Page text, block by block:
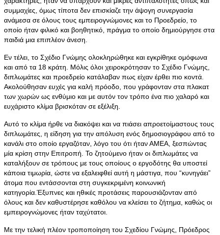
συμμαχίες, όμως τίποτα δεν επισκίαζε την άψογη συνεργασία
ανάμεσα σε όλους τους εμπειρογνώμονες και το Προεδρείο, το
οποίο ήταν φιλικό και βοηθητικό, πράγμα το οποίο δημιούργησε στα
παιδιά μια επιπλέον άνεση.
Εν τέλει, το Σχέδιο Γνώμης ολοκληρώθηκε και εγκρίθηκε ομόφωνα
και από τα 18 κράτη. Μόλις όλοι χειροκρότησαν το Σχέδιο Γνώμης,
διπλωμάτες και προεδρείο κατάλαβαν πως είχαν έρθει πιο κοντά.
Ακολούθησαν ευχές για καλή πρόοδο, που γράφονταν στα πλακατ
των χωρών ως ενθύμιο και με αυτόν τον τρόπο ένα πιο χαλαρό και
ευχάριστο κλίμα βρισκόταν σε εξέλιξη.
Αυτό το κλίμα ήρθε να διακόψει και να πιάσει απροετοίμαστους τους
διπλωμάτες, η είδηση για την απόλυση ενός δημοσιογράφου από το
κανάλι στο οποίο εργαζόταν, λόγο του ότι ήταν ΑΜΕΑ, ξεσπώντας
μία κρίση στην Επιτροπή. Το ζητούμενο ήταν οι διπλωμάτες να
καταλήξουν σε τρόπους με τους οποίους ο εργοδότης θα υποστεί
κάποια τιμωρία, ώστε να εξαλειφθεί αυτή η μάστιγα, που “κυνηγάει”
άτομα που εντάσσονται στη συγκεκριμένη κοινωνική
κατηγορία.Έξυπνες και ηθικές προτάσεις παρουσιάζονταν από
όλους και δεν καθυστέρησε καθόλου να κλείσει το ζήτημα, καθώς οι
εμπειρογνώμονες ήταν ταχύτατοι.
Με την τελική πλέον τροποποίηση του Σχεδίου Γνώμης, Πρόεδρος